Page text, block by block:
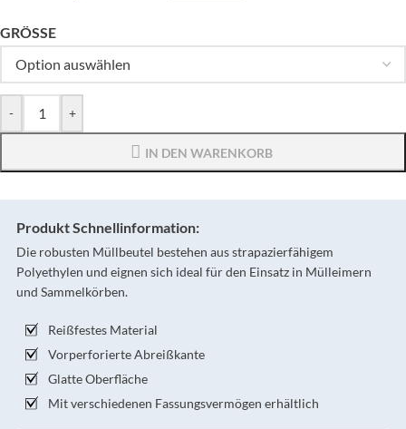
GRÖSSE
- +
IN DEN WARENKORB
Produkt Schnellinformation:
Die robusten Müllbeutel bestehen aus strapazierfähigem
Polyethylen und eignen sich ideal für den Einsatz in Mülleimern
und Sammelkörben.
Reißfestes Material
Vorperforierte Abreißkante
Glatte Oberfläche
Mit verschiedenen Fassungsvermögen erhältlich